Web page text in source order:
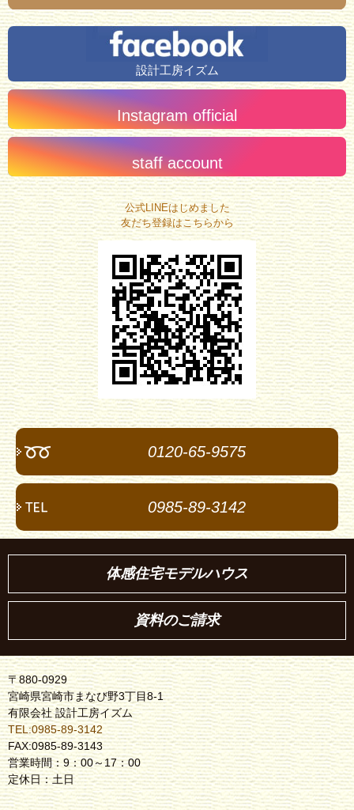
設計工房イズム
Instagram official
staff account
公式LINEはじめました
友だち登録はこちらから
0120-65-9575
0985-89-3142
体感住宅モデルハウス
資料のご請求
〒880-0929
宮崎県宮崎市まなび野3丁目8-1
有限会社 設計工房イズム
TEL:0985-89-3142
FAX:0985-89-3143
営業時間：9：00～17：00
定休日：土日